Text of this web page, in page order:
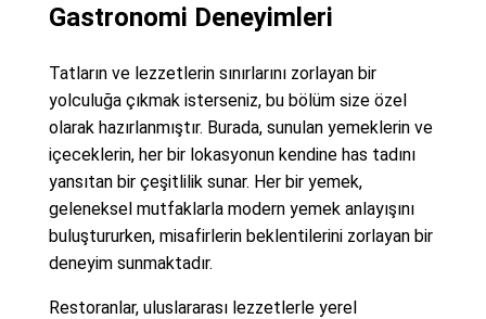
Gastronomi Deneyimleri
Tatların ve lezzetlerin sınırlarını zorlayan bir
yolculuğa çıkmak isterseniz, bu bölüm size özel
olarak hazırlanmıştır. Burada, sunulan yemeklerin ve
içeceklerin, her bir lokasyonun kendine has tadını
yansıtan bir çeşitlilik sunar. Her bir yemek,
geleneksel mutfaklarla modern yemek anlayışını
buluştururken, misafirlerin beklentilerini zorlayan bir
deneyim sunmaktadır.
Restoranlar, uluslararası lezzetlerle yerel